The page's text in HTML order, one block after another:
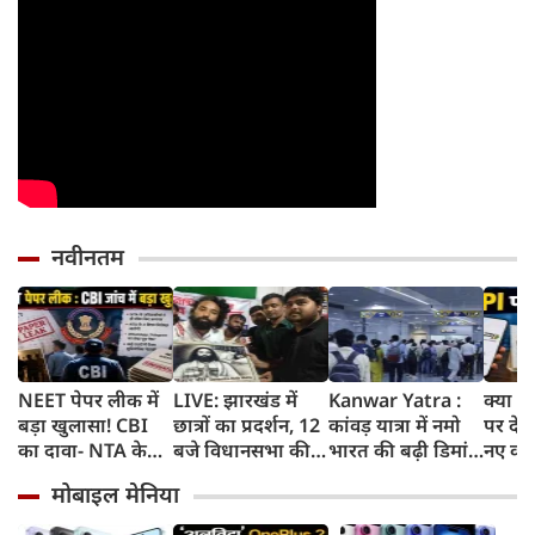
नवीनतम
NEET पेपर लीक में
बड़ा खुलासा! CBI
का दावा- NTA के
लीक किए थे प्रश्नपत्र
LIVE: झारखंड में
छात्रों का प्रदर्शन, 12
बजे विधानसभा की
Kanwar Yatra :
कांवड़ यात्रा में नमो
भारत की बढ़ी डिमांड,
कई स्टेशनों पर 50%
तक बढ़ी यात्रियों की
क्या
पर
नए
शुल्क
मोबाइल मेनिया